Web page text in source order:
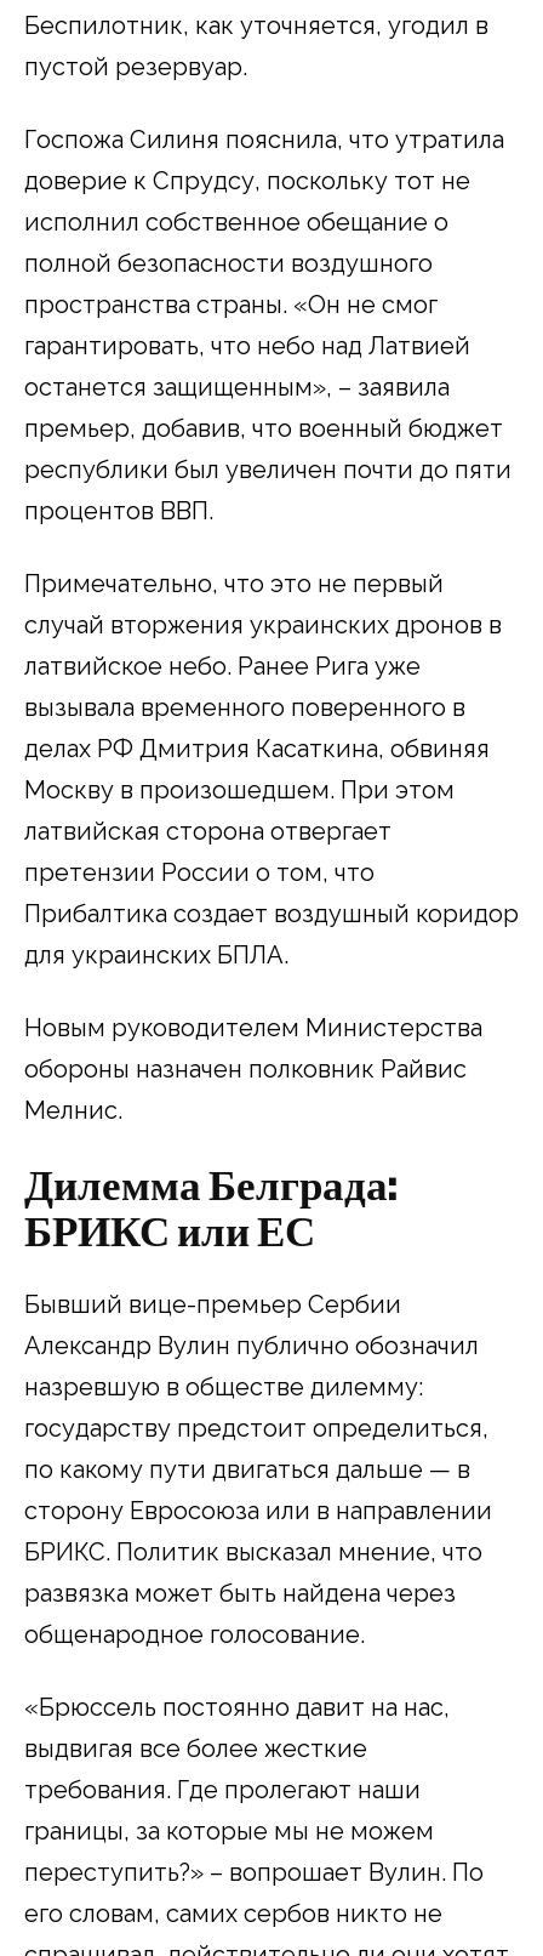
Беспилотник, как уточняется, угодил в
пустой резервуар.
Госпожа Силиня пояснила, что утратила
доверие к Спрудсу, поскольку тот не
исполнил собственное обещание о
полной безопасности воздушного
пространства страны. «Он не смог
гарантировать, что небо над Латвией
останется защищенным», – заявила
премьер, добавив, что военный бюджет
республики был увеличен почти до пяти
процентов ВВП.
Примечательно, что это не первый
случай вторжения украинских дронов в
латвийское небо. Ранее Рига уже
вызывала временного поверенного в
делах РФ Дмитрия Касаткина, обвиняя
Москву в произошедшем. При этом
латвийская сторона отвергает
претензии России о том, что
Прибалтика создает воздушный коридор
для украинских БПЛА.
Новым руководителем Министерства
обороны назначен полковник Райвис
Мелнис.
Дилемма Белграда:
БРИКС или ЕС
Бывший вице-премьер Сербии
Александр Вулин публично обозначил
назревшую в обществе дилемму:
государству предстоит определиться,
по какому пути двигаться дальше — в
сторону Евросоюза или в направлении
БРИКС. Политик высказал мнение, что
развязка может быть найдена через
общенародное голосование.
«Брюссель постоянно давит на нас,
выдвигая все более жесткие
требования. Где пролегают наши
границы, за которые мы не можем
переступить?» – вопрошает Вулин. По
его словам, самих сербов никто не